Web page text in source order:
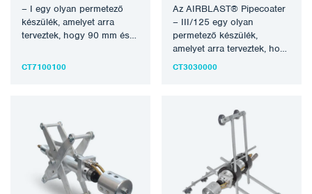
– I egy olyan permetező
készülék, amelyet arra
terveztek, hogy 90 mm és
CT7100100
Az AIRBLAST® Pipecoater
– III/125 egy olyan
permetező készülék,
amelyet arra terveztek, hogy
76-125 mm (3″ – 5″)
CT3030000